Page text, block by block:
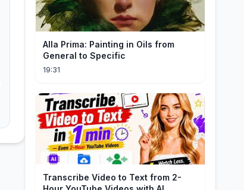
Alla Prima: Painting in Oils from
General to Specific
19:31
Transcribe Video to Text from 2-